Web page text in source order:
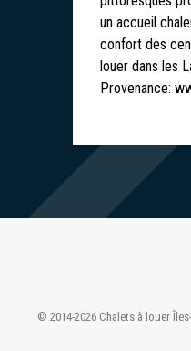
un accueil
confort des
louer dans les
Provenance:
© 2014-2026 Chalets à louer